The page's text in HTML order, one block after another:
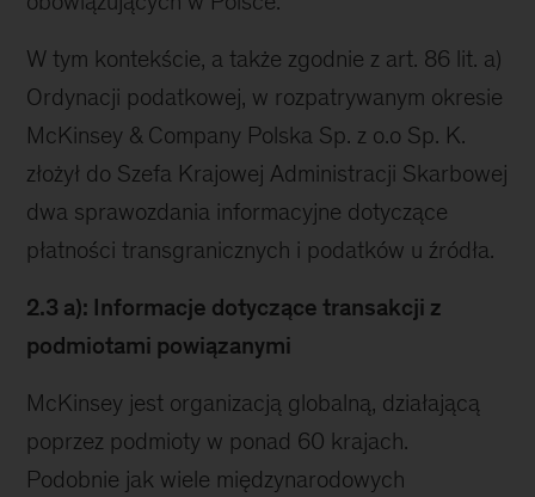
W tym kontekście, a także zgodnie z art. 86 lit. a)
Ordynacji podatkowej, w rozpatrywanym okresie
McKinsey & Company Polska Sp. z o.o Sp. K.
złożył do Szefa Krajowej Administracji Skarbowej
dwa sprawozdania informacyjne dotyczące
płatności transgranicznych i podatków u źródła.
2.3 a): Informacje dotyczące transakcji z
podmiotami powiązanymi
McKinsey jest organizacją globalną, działającą
poprzez podmioty w ponad 60 krajach.
Podobnie jak wiele międzynarodowych